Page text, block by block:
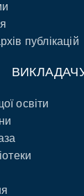
публікацій
освіти